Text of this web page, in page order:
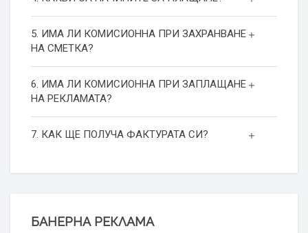
5. ИМА ЛИ КОМИСИОННА ПРИ ЗАХРАНВАНЕ
НА СМЕТКА?
6. ИМА ЛИ КОМИСИОННА ПРИ ЗАПЛАЩАНЕ
НА РЕКЛАМАТА?
7. КАК ЩЕ ПОЛУЧА ФАКТУРАТА СИ?
БАНЕРНА РЕКЛАМА